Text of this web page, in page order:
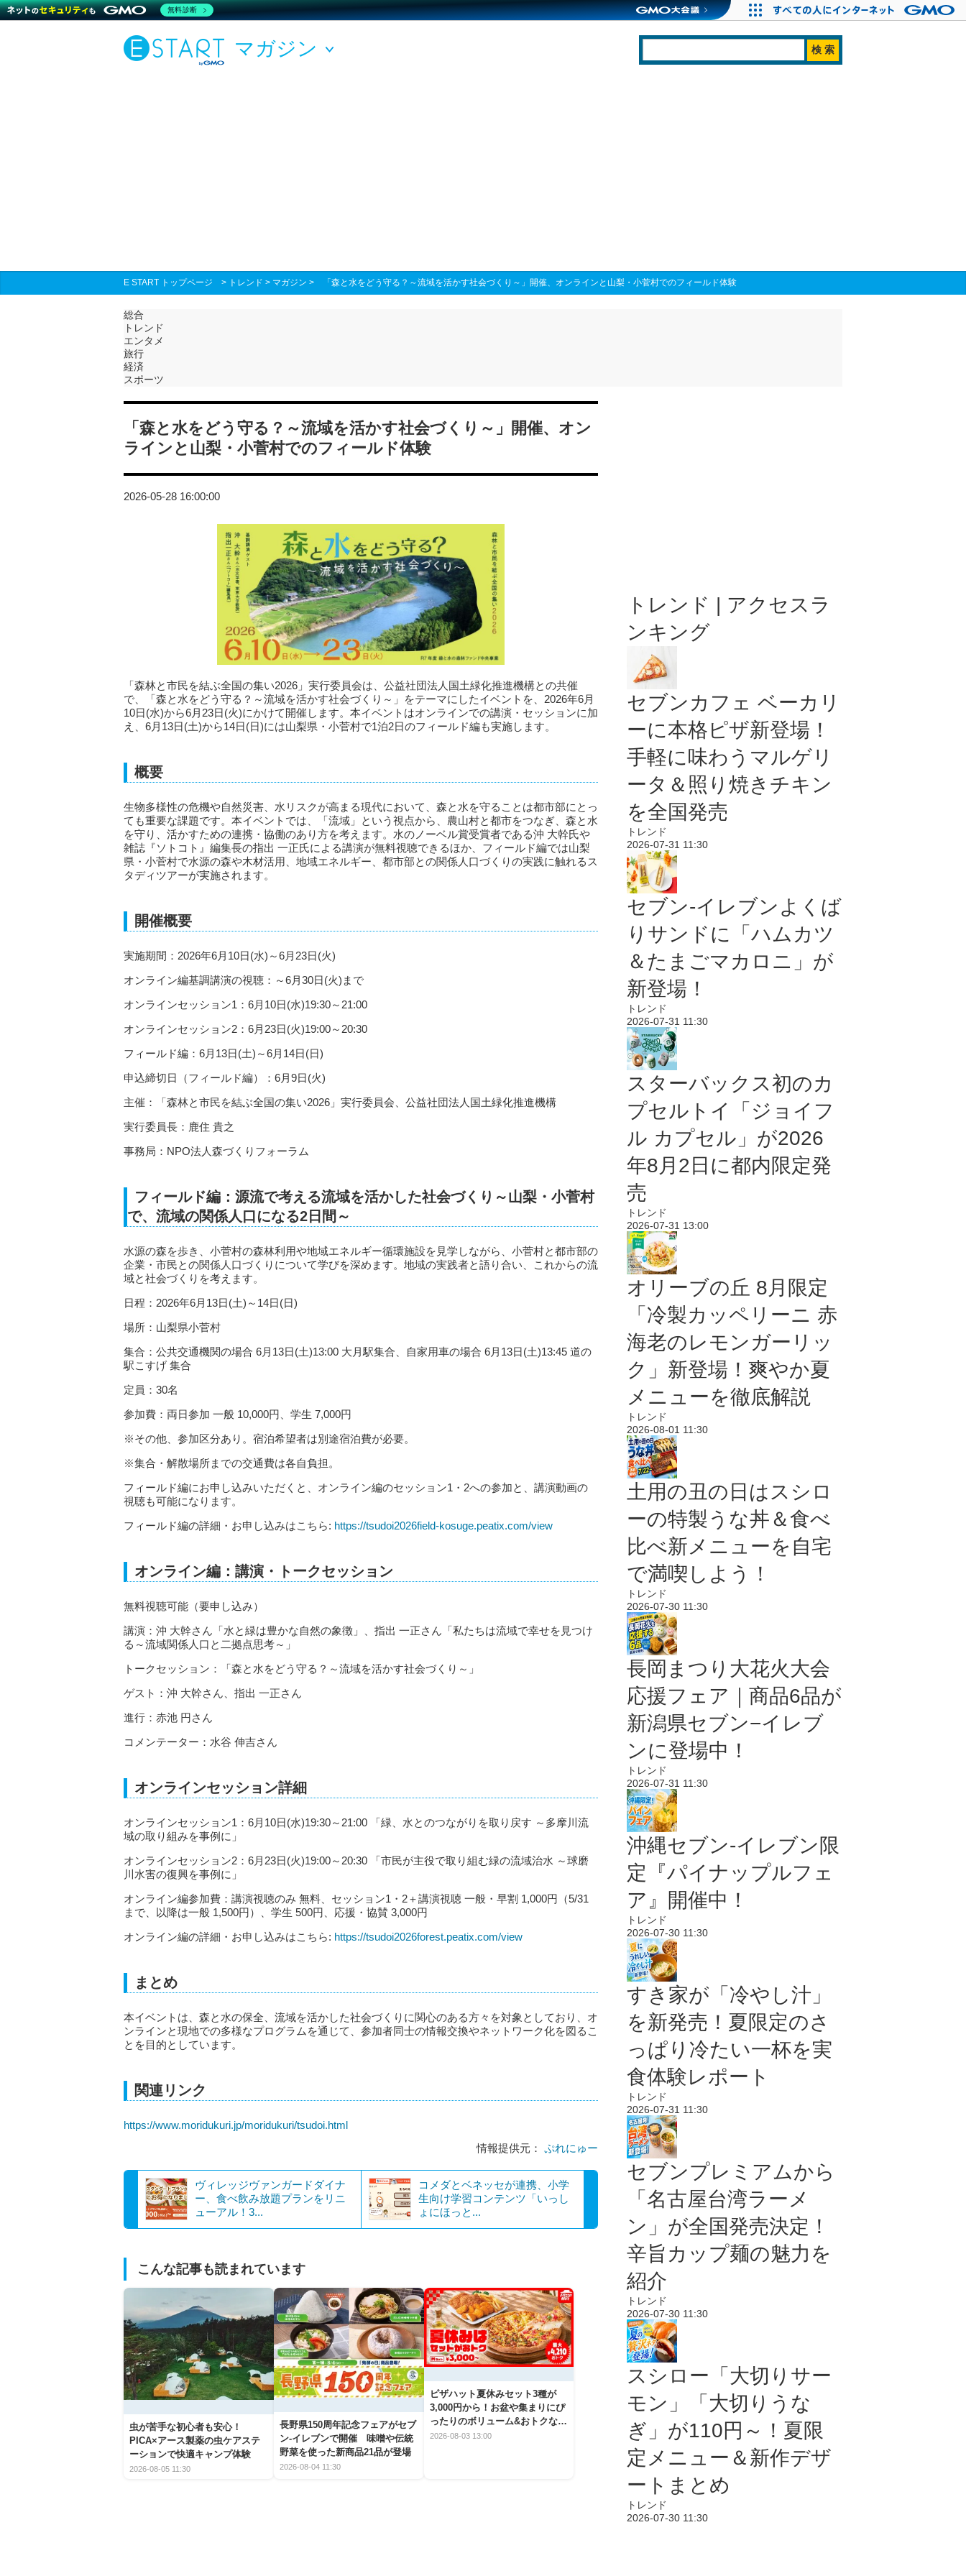
マガジン
E START トップページ > トレンド > マガジン > 「森と水をどう守る？～流域を活かす社会づくり～」開催、オンラインと山梨・小菅村でのフィールド体験
総合
トレンド
エンタメ
旅行
経済
スポーツ
「森と水をどう守る？～流域を活かす社会づくり～」開催、オン
ラインと山梨・小菅村でのフィールド体験
2026-05-28 16:00:00
「森林と市民を結ぶ全国の集い2026」実行委員会は、公益社団法人国土緑化推進機構との共催
で、「森と水をどう守る？～流域を活かす社会づくり～」をテーマにしたイベントを、2026年6月
10日(水)から6月23日(火)にかけて開催します。本イベントはオンラインでの講演・セッションに加
え、6月13日(土)から14日(日)には山梨県・小菅村で1泊2日のフィールド編も実施します。
概要
生物多様性の危機や自然災害、水リスクが高まる現代において、森と水を守ることは都市部にとっ
ても重要な課題です。本イベントでは、「流域」という視点から、農山村と都市をつなぎ、森と水
を守り、活かすための連携・協働のあり方を考えます。水のノーベル賞受賞者である沖 大幹氏や
雑誌『ソトコト』編集長の指出 一正氏による講演が無料視聴できるほか、フィールド編では山梨
県・小菅村で水源の森や木材活用、地域エネルギー、都市部との関係人口づくりの実践に触れるス
タディツアーが実施されます。
開催概要
実施期間：2026年6月10日(水)～6月23日(火)
オンライン編基調講演の視聴：～6月30日(火)まで
オンラインセッション1：6月10日(水)19:30～21:00
オンラインセッション2：6月23日(火)19:00～20:30
フィールド編：6月13日(土)～6月14日(日)
申込締切日（フィールド編）：6月9日(火)
主催：「森林と市民を結ぶ全国の集い2026」実行委員会、公益社団法人国土緑化推進機構
実行委員長：鹿住 貴之
事務局：NPO法人森づくりフォーラム
フィールド編：源流で考える流域を活かした社会づくり～山梨・小菅村
で、流域の関係人口になる2日間～
水源の森を歩き、小菅村の森林利用や地域エネルギー循環施設を見学しながら、小菅村と都市部の
企業・市民との関係人口づくりについて学びを深めます。地域の実践者と語り合い、これからの流
域と社会づくりを考えます。
日程：2026年6月13日(土)～14日(日)
場所：山梨県小菅村
集合：公共交通機関の場合 6月13日(土)13:00 大月駅集合、自家用車の場合 6月13日(土)13:45 道の
駅こすげ 集合
定員：30名
参加費：両日参加 一般 10,000円、学生 7,000円
※その他、参加区分あり。宿泊希望者は別途宿泊費が必要。
※集合・解散場所までの交通費は各自負担。
フィールド編にお申し込みいただくと、オンライン編のセッション1・2への参加と、講演動画の
視聴も可能になります。
フィールド編の詳細・お申し込みはこちら: https://tsudoi2026field-kosuge.peatix.com/view
オンライン編：講演・トークセッション
無料視聴可能（要申し込み）
講演：沖 大幹さん「水と緑は豊かな自然の象徴」、指出 一正さん「私たちは流域で幸せを見つけ
る～流域関係人口と二拠点思考～」
トークセッション：「森と水をどう守る？～流域を活かす社会づくり～」
ゲスト：沖 大幹さん、指出 一正さん
進行：赤池 円さん
コメンテーター：水谷 伸吉さん
オンラインセッション詳細
オンラインセッション1：6月10日(水)19:30～21:00 「緑、水とのつながりを取り戻す ～多摩川流
域の取り組みを事例に」
オンラインセッション2：6月23日(火)19:00～20:30 「市民が主役で取り組む緑の流域治水 ～球磨
川水害の復興を事例に」
オンライン編参加費：講演視聴のみ 無料、セッション1・2＋講演視聴 一般・早割 1,000円（5/31
まで、以降は一般 1,500円）、学生 500円、応援・協賛 3,000円
オンライン編の詳細・お申し込みはこちら: https://tsudoi2026forest.peatix.com/view
まとめ
本イベントは、森と水の保全、流域を活かした社会づくりに関心のある方々を対象としており、オ
ンラインと現地での多様なプログラムを通じて、参加者同士の情報交換やネットワーク化を図るこ
とを目的としています。
関連リンク
https://www.moridukuri.jp/moridukuri/tsudoi.html
情報提供元： ぷれにゅー
ヴィレッジヴァンガードダイナ
ー、食べ飲み放題プランをリニ
ューアル！3...
コメダとベネッセが連携、小学
生向け学習コンテンツ「いっし
ょにほっと...
こんな記事も読まれています
虫が苦手な初心者も安心！
PICA×アース製薬の虫ケアステ
ーションで快適キャンプ体験
2026-08-05 11:30
長野県150周年記念フェアがセブ
ン-イレブンで開催 味噌や伝統
野菜を使った新商品21品が登場
2026-08-04 11:30
ピザハット夏休みセット3種が
3,000円から！お盆や集まりにぴ
ったりのボリューム&おトクな期
間限定メニュー
2026-08-03 13:00
トレンド | アクセスラ
ンキング
セブンカフェ ベーカリ
ーに本格ピザ新登場！
手軽に味わうマルゲリ
ータ＆照り焼きチキン
を全国発売
トレンド
2026-07-31 11:30
セブン‐イレブンよくば
りサンドに「ハムカツ
＆たまごマカロニ」が
新登場！
トレンド
2026-07-31 11:30
スターバックス初のカ
プセルトイ「ジョイフ
ル カプセル」が2026
年8月2日に都内限定発
売
トレンド
2026-07-31 13:00
オリーブの丘 8月限定
「冷製カッペリーニ 赤
海老のレモンガーリッ
ク」新登場！爽やか夏
メニューを徹底解説
トレンド
2026-08-01 11:30
土用の丑の日はスシロ
ーの特製うな丼＆食べ
比べ新メニューを自宅
で満喫しよう！
トレンド
2026-07-30 11:30
長岡まつり大花火大会
応援フェア｜商品6品が
新潟県セブン−イレブ
ンに登場中！
トレンド
2026-07-31 11:30
沖縄セブン‐イレブン限
定『パイナップルフェ
ア』開催中！
トレンド
2026-07-30 11:30
すき家が「冷やし汁」
を新発売！夏限定のさ
っぱり冷たい一杯を実
食体験レポート
トレンド
2026-07-31 11:30
セブンプレミアムから
「名古屋台湾ラーメ
ン」が全国発売決定！
辛旨カップ麺の魅力を
紹介
トレンド
2026-07-30 11:30
スシロー「大切りサー
モン」「大切りうな
ぎ」が110円～！夏限
定メニュー＆新作デザ
ートまとめ
トレンド
2026-07-30 11:30
無料診断